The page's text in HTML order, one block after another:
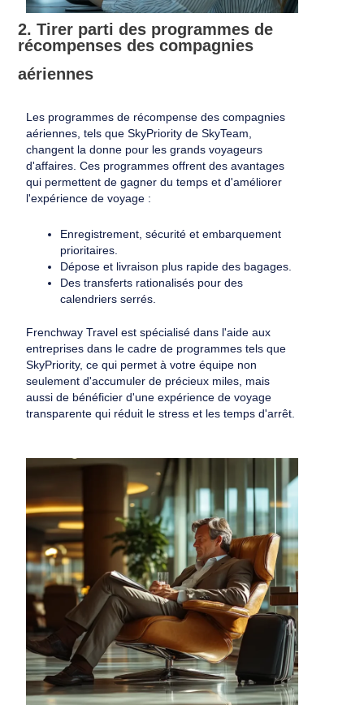
2. Tirer parti des programmes de
récompenses des compagnies
aériennes
Les programmes de récompense des compagnies
aériennes, tels que SkyPriority de SkyTeam,
changent la donne pour les grands voyageurs
d'affaires. Ces programmes offrent des avantages
qui permettent de gagner du temps et d'améliorer
l'expérience de voyage :
Enregistrement, sécurité et embarquement
prioritaires.
Dépose et livraison plus rapide des bagages.
Des transferts rationalisés pour des
calendriers serrés.
Frenchway Travel est spécialisé dans l'aide aux
entreprises dans le cadre de programmes tels que
SkyPriority, ce qui permet à votre équipe non
seulement d'accumuler de précieux miles, mais
aussi de bénéficier d'une expérience de voyage
transparente qui réduit le stress et les temps d'arrêt.